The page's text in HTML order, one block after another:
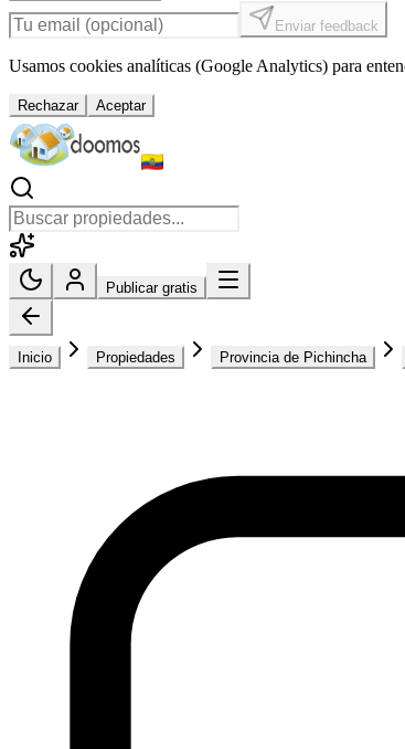
Enviar feedback
Usamos cookies analíticas (Google Analytics) para
Rechazar Aceptar
Publicar gratis
Inicio Propiedades Provincia de Pichincha